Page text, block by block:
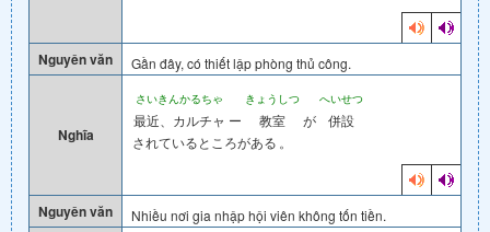
Nguyên văn Gần đây, có thiết lập phòng thủ công.
Nghĩa
さいきんかるちゃ
最近、カルチャ ー
きょうしつ
教室 が
へいせつ
併設
されているところがある 。
Nguyên văn Nhiều nơi gia nhập hội viên không tốn tiền.